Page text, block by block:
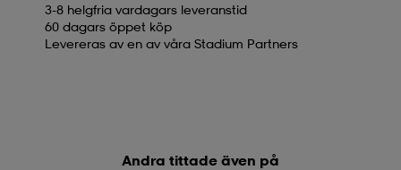
3-8 helgfria vardagars leveranstid
60 dagars öppet köp
Levereras av en av våra Stadium Partners
Andra tittade även på